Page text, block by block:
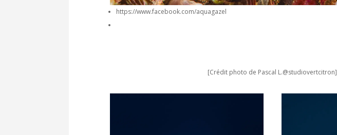
https://www.facebook.com/aquagazel
[Crédit photo de Pascal L.@studiovertcitron]